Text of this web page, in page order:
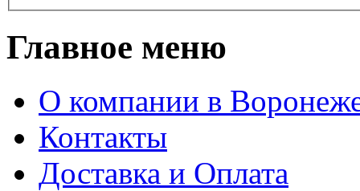
Главное меню
О компании в
Контакты
Доставка и Оплата